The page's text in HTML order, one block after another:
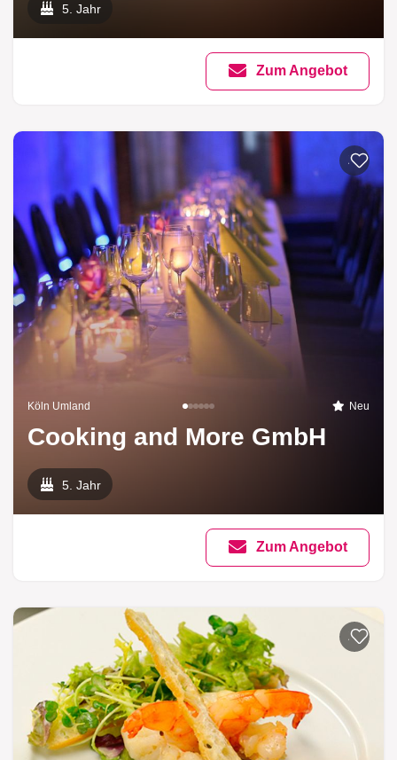
5. Jahr
Zum Angebot
Zur
Köln Umland Neu
Cooking and More GmbH
5. Jahr
Zum Angebot
Zur